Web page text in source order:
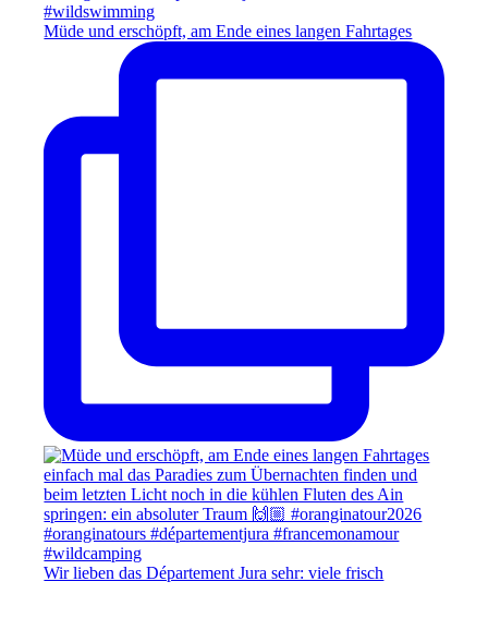
Müde und erschöpft, am Ende eines langen Fahrtages
Wir lieben das Département Jura sehr: viele frisch